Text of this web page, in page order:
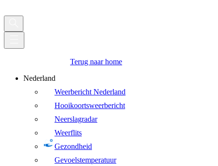
Terug naar home
Nederland
Weerbericht Nederland
Hooikoortsweerbericht
Neerslagradar
Weerflits
Gezondheid
Gevoelstemperatuur